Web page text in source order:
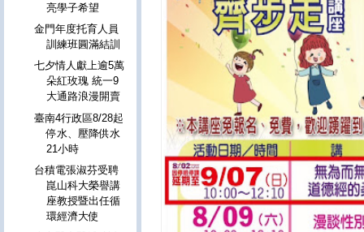
亮學子希望
金門年度托育人員
訓練班圓滿結訓
七夕情人獻上逾5萬
朵紅玫瑰 統一9
大通路浪漫開賣
臺南4行政區8/28起
停水、壓降供水
21小時
台積電張淑芬受聘
崑山科大榮譽講
座教授暨出任循
環經濟大使